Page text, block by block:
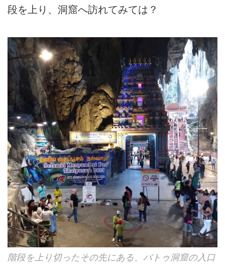
段を上り、洞窟へ訪れてみては？
階段を上り切ったその先にある、バトゥ洞窟の入口